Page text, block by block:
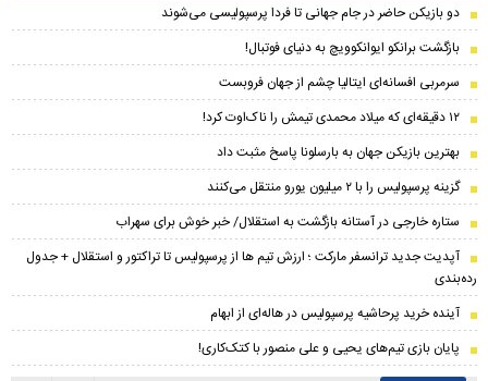
دو بازیکن حاضر در جام جهانی تا فردا پرسپولیسی می‌شوند
بازگشت برانکو ایوانکوویچ به دنیای فوتبال!
سرمربی افسانه‌ای ایتالیا چشم از جهان فروبست
۱۲ دقیقه‌ای که میلاد محمدی تیمش را ناک‌اوت کرد!
بهترین بازیکن جهان به بارسلونا پاسخ مثبت داد
گزینه پرسپولیس را با ۲ میلیون یورو منتقل می‌کنند
ستاره خارجی در آستانه بازگشت به استقلال/ خبر خوش برای سهراب
​آپدیت جدید ترانسفر مارکت ؛ ارزش تیم ها از پرسپولیس تا تراکتور و استقلال + جدول
رده‌بندی
آینده خرید پرحاشیه‌ پرسپولیس در هاله‌ای از ابهام
پایان بازی تیم‌های یحیی و علی منصور با کتک‌کاری!